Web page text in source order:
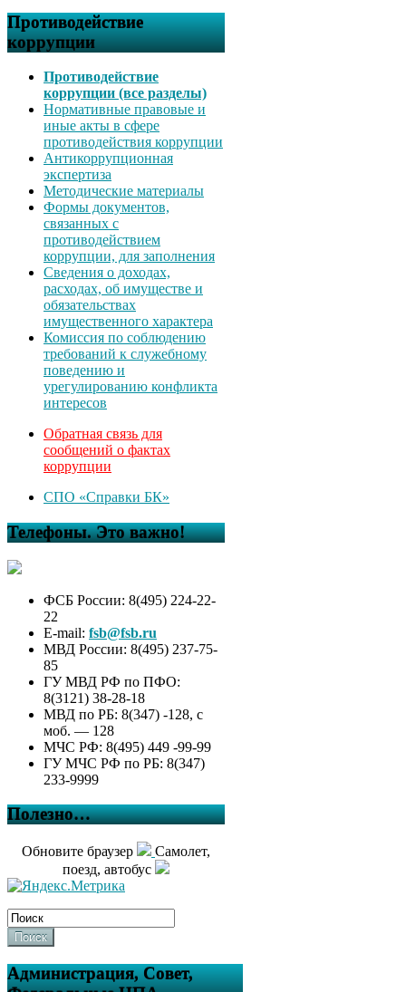
Противодействие
коррупции
Противодействие
коррупции (все разделы)
Нормативные правовые и
иные акты в сфере
противодействия коррупции
Антикоррупционная
экспертиза
Методические материалы
Формы документов,
связанных с
противодействием
коррупции, для заполнения
Сведения о доходах,
расходах, об имуществе и
обязательствах
имущественного характера
Комиссия по соблюдению
требований к служебному
поведению и
урегулированию конфликта
интересов
Обратная связь для
сообщений о фактах
коррупции
СПО «Справки БК»
Телефоны. Это важно!
ФСБ России: 8(495) 224-22-
22
E-mail: fsb@fsb.ru
МВД России: 8(495) 237-75-
85
ГУ МВД РФ по ПФО:
8(3121) 38-28-18
МВД по РБ: 8(347) -128, с
моб. — 128
МЧС РФ: 8(495) 449 -99-99
ГУ МЧС РФ по РБ: 8(347)
233-9999
Полезно…
Обновите браузер
Самолет,
поезд, автобус
Поиск
Администрация, Совет,